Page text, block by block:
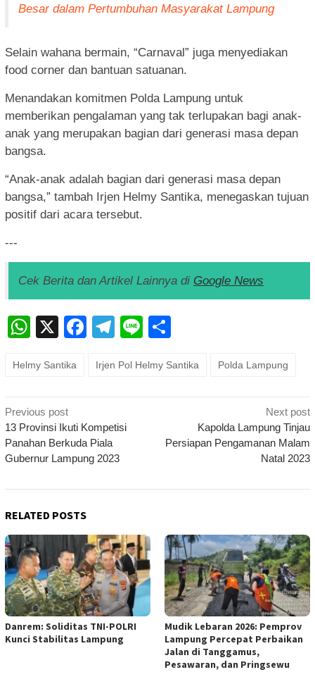
Besar dalam Pertumbuhan Masyarakat Lampung
Selain wahana bermain, “Carnaval” juga menyediakan
food corner dan bantuan satuanan.
Menandakan komitmen Polda Lampung untuk
memberikan pengalaman yang tak terlupakan bagi anak-
anak yang merupakan bagian dari generasi masa depan
bangsa.
“Anak-anak adalah bagian dari generasi masa depan
bangsa,” tambah Irjen Helmy Santika, menegaskan tujuan
positif dari acara tersebut.
---
Cek Berita dan Artikel Lainnya di Google News
WhatsApp
X Facebook
Telegram
Line
Helmy Santika Irjen Pol Helmy Santika Polda Lampung
Post
navigation
Previous post
13 Provinsi Ikuti Kompetisi
Panahan Berkuda Piala
Gubernur Lampung 2023
Next post
Kapolda Lampung Tinjau
Persiapan Pengamanan Malam
Natal 2023
RELATED POSTS
Danrem: Soliditas TNI-POLRI
Kunci Stabilitas Lampung
Mudik Lebaran 2026: Pemprov
Lampung Percepat Perbaikan
Jalan di Tanggamus,
Pesawaran, dan Pringsewu